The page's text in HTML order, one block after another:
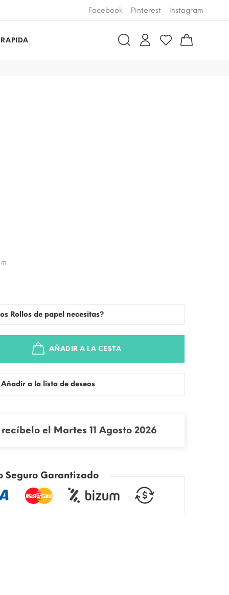
Facebook Pinterest Instagram
Rollos de papel necesitas?
AÑADIR A LA CESTA
Añadir a la lista de deseos
el Martes 11 Agosto 2026
Seguro Garantizado